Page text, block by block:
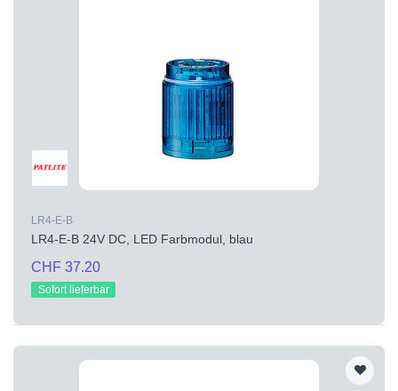
LR4-E-B
LR4-E-B 24V DC, LED Farbmodul, blau
CHF 37.20
Sofort lieferbar